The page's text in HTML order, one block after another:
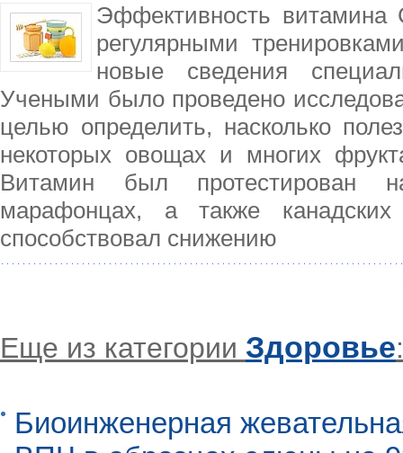
Эффективность витамина
регулярными
новые сведения
Учеными было проведено
целью определить, насколько
некоторых овощах и многих
Витамин был протестирован
марафонцах, а также
способствовал снижению
Еще из категории Здоровье:
Биоинженерная